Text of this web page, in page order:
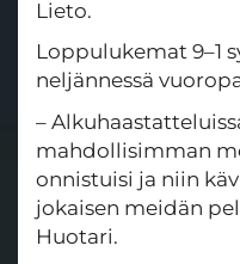
Lieto.
Loppulukemat 9–1
neljännessä
–
mahdollisimman
onnistuisi ja niin
jokaisen meidän
Huotari.